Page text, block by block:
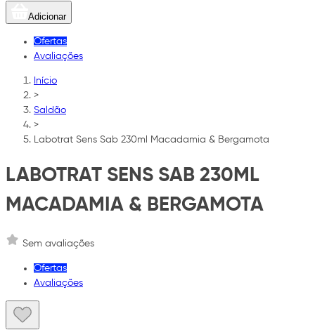
Adicionar
Ofertas
Avaliações
Início
>
Saldão
>
Labotrat Sens Sab 230ml Macadamia & Bergamota
LABOTRAT SENS SAB 230ML
MACADAMIA & BERGAMOTA
Sem avaliações
Ofertas
Avaliações